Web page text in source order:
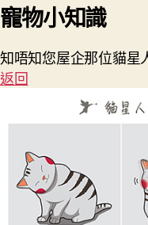
寵物小知識
知唔知您屋企那位貓星
返回